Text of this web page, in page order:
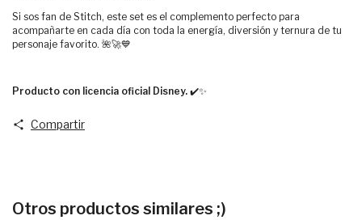
Si sos fan de Stitch, este set es el complemento perfecto para
acompañarte en cada día con toda la energía, diversión y ternura de tu
personaje favorito. 🌺🚀💙
Producto con licencia oficial Disney. ✔️✨
Compartir
Otros productos similares ;)